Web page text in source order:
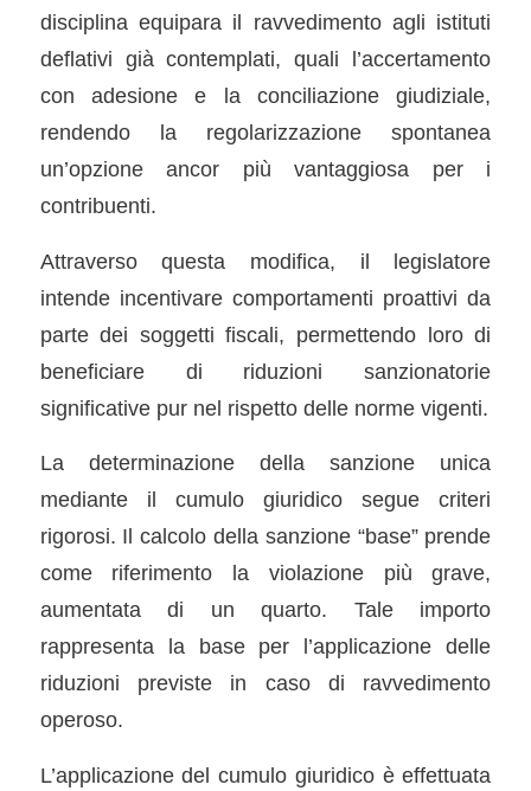
disciplina equipara il ravvedimento agli istituti
deflativi già contemplati, quali l’accertamento
con adesione e la conciliazione giudiziale,
rendendo la regolarizzazione spontanea
un’opzione ancor più vantaggiosa per i
contribuenti.
Attraverso questa modifica, il legislatore
intende incentivare comportamenti proattivi da
parte dei soggetti fiscali, permettendo loro di
beneficiare di riduzioni sanzionatorie
significative pur nel rispetto delle norme vigenti.
La determinazione della sanzione unica
mediante il cumulo giuridico segue criteri
rigorosi. Il calcolo della sanzione “base” prende
come riferimento la violazione più grave,
aumentata di un quarto. Tale importo
rappresenta la base per l’applicazione delle
riduzioni previste in caso di ravvedimento
operoso.
L’applicazione del cumulo giuridico è effettuata